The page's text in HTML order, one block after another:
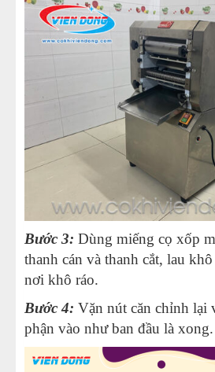
Bước 3: Dùng miếng cọ xốp
thanh cán và thanh cắt, lau
nơi khô ráo.
Bước 4: Vặn nút căn chỉnh lại
phận vào như ban đầu là xong.